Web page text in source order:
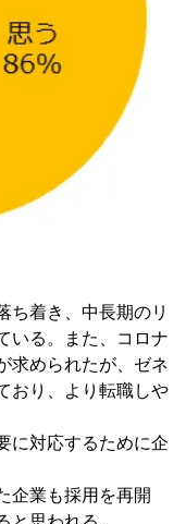
ち着き、中長期のリ
いる。また、コロナ
求められたが、ゼネ
おり、より転職しや
に対応するために企
企業も採用を再開